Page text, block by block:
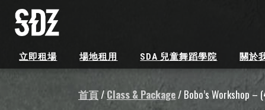
立即租場 場地租用 SDA 兒童舞蹈學院 關於
首頁 /Class & Package / Bobo’s Workshop –